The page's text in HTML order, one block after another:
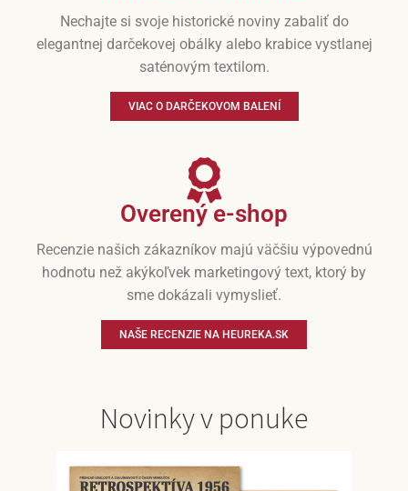
Nechajte si svoje historické noviny zabaliť do
elegantnej darčekovej obálky alebo krabice vystlanej
saténovým textilom.
VIAC O DARČEKOVOM BALENÍ
Overený e-shop
Recenzie našich zákazníkov majú väčšiu výpovednú
hodnotu než akýkoľvek marketingový text, ktorý by
sme dokázali vymyslieť.
NAŠE RECENZIE NA HEUREKA.SK
Novinky v ponuke